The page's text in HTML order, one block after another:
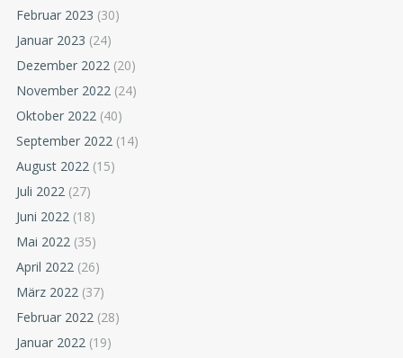
Februar 2023 (30)
Januar 2023 (24)
Dezember 2022 (20)
November 2022 (24)
Oktober 2022 (40)
September 2022 (14)
August 2022 (15)
Juli 2022 (27)
Juni 2022 (18)
Mai 2022 (35)
April 2022 (26)
März 2022 (37)
Februar 2022 (28)
Januar 2022 (19)